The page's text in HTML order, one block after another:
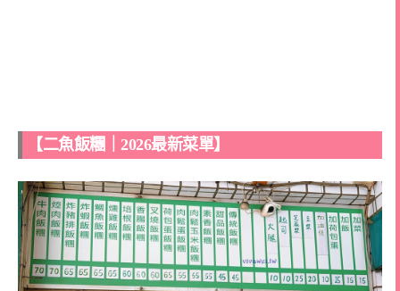
【二魚飯糰｜2026最新菜單】